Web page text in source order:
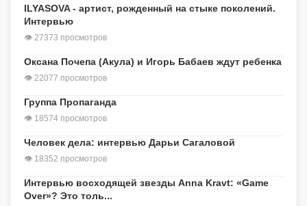
ILYASOVA - артист, рожденный на стыке поколений.
Интервью
👁 27373 просмотров
Оксана Почепа (Акула) и Игорь Бабаев ждут ребенка
👁 22077 просмотров
Группа Пропаганда
👁 18574 просмотров
Человек дела: интервью Дарьи Сагаловой
👁 18352 просмотров
Интервью восходящей звезды Anna Kravt: «Game
Over»? Это толь...